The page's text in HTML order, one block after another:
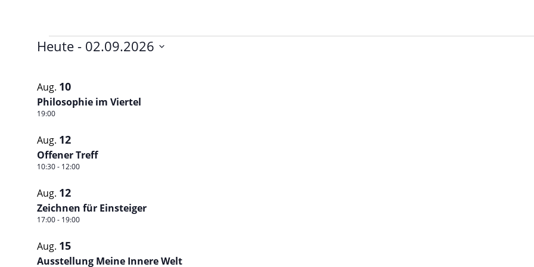
Veranstaltungen
Heute - 02.09.2026
of
Veranstaltungen
in
Photo
View
Aug. 10
Philosophie im Viertel
19:00
Aug. 12
Offener Treff
10:30- 12:00
Aug. 12
Zeichnen für Einsteiger
17:00- 19:00
Aug. 15
Ausstellung Meine Innere Welt